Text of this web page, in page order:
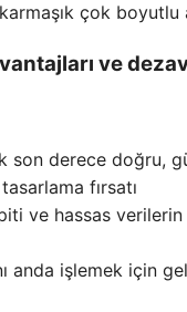
çok
ve
son derece doğru,
fırsatı
ve hassas
anda işlemek için